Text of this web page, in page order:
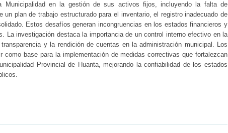
Municipalidad en la gestión de sus activos fijos, incluyendo la falta de
plan de trabajo estructurado para el inventario, el registro inadecuado de
Estos desafíos generan incongruencias en los estados financieros y
La investigación destaca la importancia de un control interno efectivo en la
y la rendición de cuentas en la administración municipal. Los
como base para la implementación de medidas correctivas que fortalezcan
Provincial de Huanta, mejorando la confiabilidad de los estados